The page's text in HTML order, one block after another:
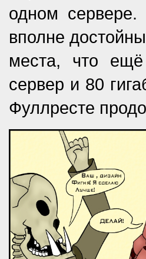
одном
вполне
места, что
сервер и 80
Фуллресте